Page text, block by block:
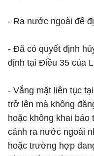
- Ra nước ngoài để
- Đã có quyết định
định tại Điều 35 của
- Vắng mặt liên tục
trở lên mà không
hoặc không khai
cảnh ra nước ngoài
hoặc trường hợp